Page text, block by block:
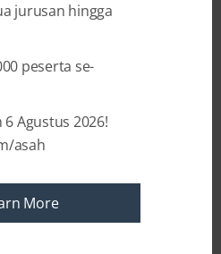
jurusan hingga
peserta se-
Agustus 2026!
asah
More